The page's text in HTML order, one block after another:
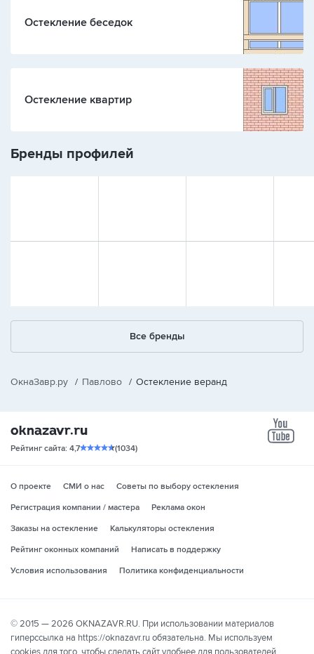
Остекление беседок
Остекление квартир
Бренды профилей
Все бренды
ОкнаЗавр.ру / Павлово / Остекление веранд
Рейтинг сайта: 4,7 (1034)
О проекте СМИ о нас
Советы по выбору остекления
Регистрация компании / мастера
Реклама окон
Заказы на остекление
Калькуляторы остекления
Рейтинг оконных компаний
Написать в поддержку
Условия использования
Политика конфиденциальности
© 2015 — 2026 OKNAZAVR.RU. При использовании материалов
гиперссылка на https://oknazavr.ru обязательна. Мы используем